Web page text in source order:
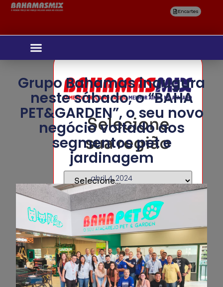
Selecione
sua região
Confirmar
Encartes
Grupo Bahamas inaugura
neste sábado, o “BAHA
PET&GARDEN”, o seu novo
negócio voltado aos
segmentos pet e
jardinagem
abril 4, 2024